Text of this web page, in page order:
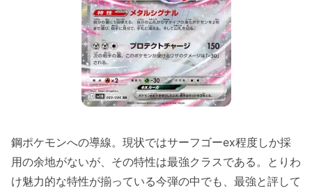
鋼ポケモンへの導線。現状ではサーフゴーex程度しか採
用の余地がないが、その特性は最強クラスである。とりわ
け魅力的な特性が揃っている今弾の中でも、最強と評して